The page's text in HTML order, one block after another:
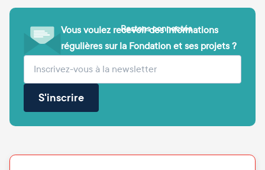
Vous voulez recevoir des informations
régulières sur la Fondation et ses projets ?
Votre adresse e-mail (obligatoire)
S'inscrire
Restons connectés